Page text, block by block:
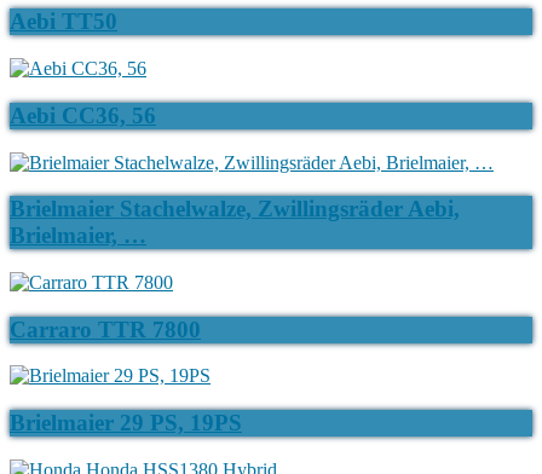
Aebi TT50
Aebi CC36, 56
Brielmaier Stachelwalze, Zwillingsräder Aebi,
Brielmaier, …
Carraro TTR 7800
Brielmaier 29 PS, 19PS